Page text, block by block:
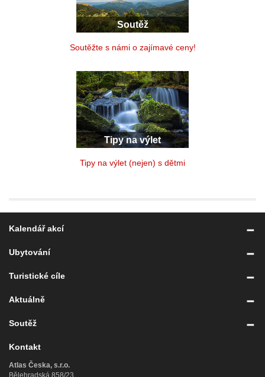
Soutěž
Soutěžte s námi o zajímavé ceny!
Tipy na výlet
Tipy na výlet (nejen) s dětmi
Kalendář akcí
Ubytování
Turistické cíle
Aktuálně
Soutěž
Kontakt
Atlas Česka, s.r.o.
Bělehradská 858/23